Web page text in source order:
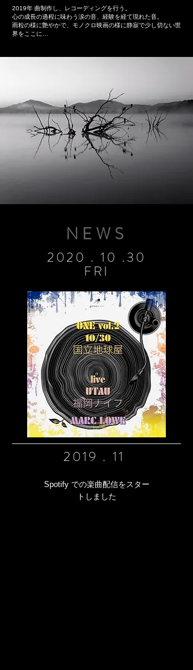
2019年 曲制作し、レコーディングを行う。
心の成長の過程に味わう涙の音、経験を経て現れた音。
雨粒の様に艶やかで、モノクロ映画の様に静寂で少し切ない世
界をここに…
NEWS
2020 . 10 .30
FRI
2019 . 11
Spotify での楽曲配信をスター
トしました​